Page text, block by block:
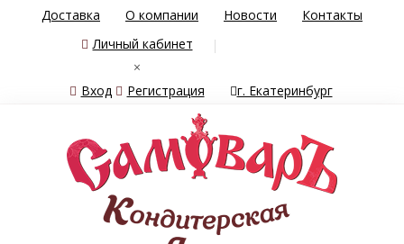
Доставка О компании Новости
Контакты
Личный кабинет
×
Вход
Регистрация г. Екатеринбург